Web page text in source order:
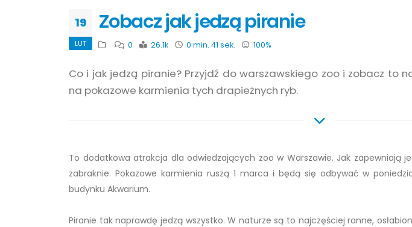
19
LUT
Zobacz jak jedzą piranie
0 26.1k 0 min. 41 sek. 100%
Co i jak jedzą piranie? Przyjdź do warszawskiego zoo i zobacz to
na pokazowe karmienia tych drapieżnych ryb.
To dodatkowa atrakcja dla odwiedzających zoo w Warszawie. Jak zapewniają
zabraknie. Pokazowe karmienia ruszą 1 marca i będą się odbywać w
budynku Akwarium.
Piranie tak naprawdę jedzą wszystko. W naturze są to najczęściej ranne,